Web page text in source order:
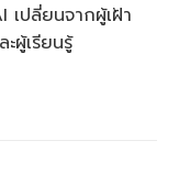
เปลี่ยนจากผู้เฝ้า
ผู้เรียนรู้